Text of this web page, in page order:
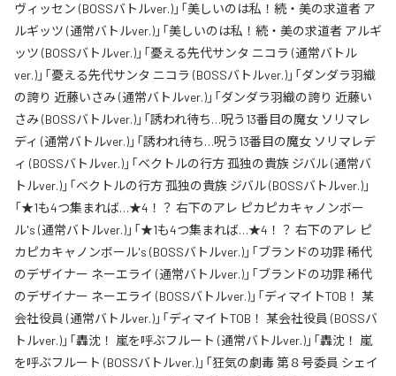
ヴィッセン (BOSSバトルver.)」「美しいのは私！続・美の求道者 ア
ルギッツ (通常バトルver.)」「美しいのは私！続・美の求道者 アルギ
ッツ (BOSSバトルver.)」「憂える先代サンタ ニコラ (通常バトル
ver.)」「憂える先代サンタ ニコラ (BOSSバトルver.)」「ダンダラ羽織
の誇り 近藤いさみ (通常バトルver.)」「ダンダラ羽織の誇り 近藤い
さみ (BOSSバトルver.)」「誘われ待ち…呪う13番目の魔女 ソリマレ
ディ (通常バトルver.)」「誘われ待ち…呪う13番目の魔女 ソリマレデ
ィ (BOSSバトルver.)」「ベクトルの行方 孤独の貴族 ジバル (通常バ
トルver.)」「ベクトルの行方 孤独の貴族 ジバル (BOSSバトルver.)」
「★1も4つ集まれば…★4！？ 右下のアレ ピカピカキャノンボー
ル's (通常バトルver.)」「★1も4つ集まれば…★4！？ 右下のアレ ピ
カピカキャノンボール's (BOSSバトルver.)」「ブランドの功罪 稀代
のデザイナー ネーエライ (通常バトルver.)」「ブランドの功罪 稀代
のデザイナー ネーエライ (BOSSバトルver.)」「ディマイトTOB！ 某
会社役員 (通常バトルver.)」「ディマイトTOB！ 某会社役員 (BOSSバ
トルver.)」「轟沈！ 嵐を呼ぶフルート (通常バトルver.)」「轟沈！ 嵐
を呼ぶフルート (BOSSバトルver.)」「狂気の劇毒 第８号委員 シェイ